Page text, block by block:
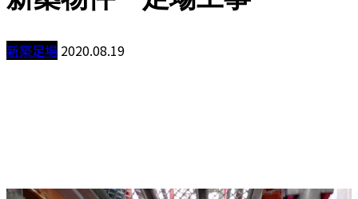
新築足場 2020.08.19